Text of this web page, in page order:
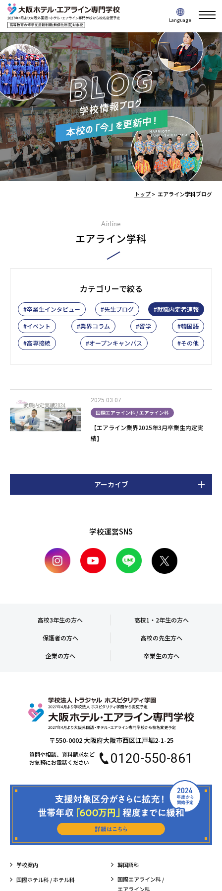
Language
トップ> エアライン学科ブログ
Airline
エアライン学科
カテゴリーで絞る
卒業生インタビュー 先生ブログ
就職内定者速報
イベント
業界コラム 留学
韓国語
高専接続
オープンキャンパス その他
2025.03.07
国際エアライン科 / エアライン科
【エアライン業界2025年3月卒業生内定実
績】
アーカイブ
学校運営SNS
高校3年生の方へ 高校1・2年生の方へ
保護者の方へ 高校の先生方へ
企業の方へ 卒業生の方へ
〒550-0002 大阪府大阪市西区江戸堀2-1-25
質問や相談、資料請求など
お気軽にお電話ください
0120-550-861
学校案内
韓国語科
国際ホテル科 / ホテル科
国際エアライン科 /
エアライン科